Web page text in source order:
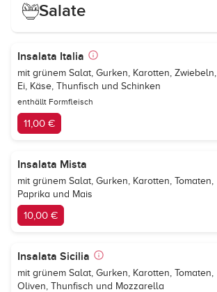
Salate
Insalata Italia
mit grünem Salat, Gurken, Karotten, Zwiebeln,
Ei, Käse, Thunfisch und Schinken
enthällt Formfleisch
11,00 €
Insalata Mista
mit grünem Salat, Gurken, Karotten, Tomaten,
Paprika und Mais
10,00 €
Insalata Sicilia
mit grünem Salat, Gurken, Karotten, Tomaten,
Oliven, Thunfisch und Mozzarella